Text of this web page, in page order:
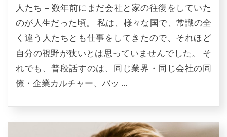
人たち – 数年前にまだ会社と家の往復をしていた
のが人生だった頃。 私は、様々な国で、常識の全
く違う人たちとも仕事をしてきたので、それほど
自分の視野が狭いとは思っていませんでした。 そ
れでも、普段話すのは、同じ業界・同じ会社の同
僚・企業カルチャー、バッ ...